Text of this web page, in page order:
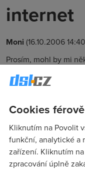
internet
Moni (16.10.2006
Prosím, mohl by mi
trhu, když bydlím v
Anonym(16.10.2006
Nejlevnejsi je
minut/mesic. Na
Cookies
Kliknutím na Povolit
funkční, analytické a
zařízení. Kliknutím
zpracování úplně